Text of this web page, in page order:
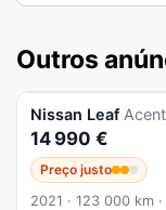
Outros
Nissan Leaf
14 990 €
Preço justo
2021 · 123 000 km